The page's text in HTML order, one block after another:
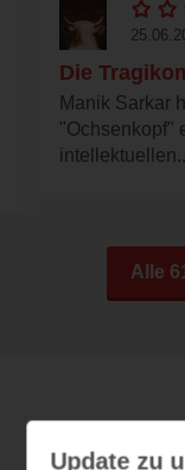
Die
Manik Sarkar
"Ochsenkopf"
Alle
Update zu